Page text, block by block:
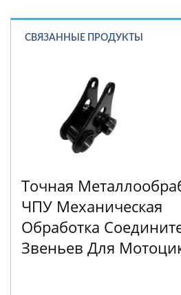
СВЯЗАННЫЕ ПРОДУКТЫ
Точная
ЧПУ Механическая
Обработка
Звеньев Для